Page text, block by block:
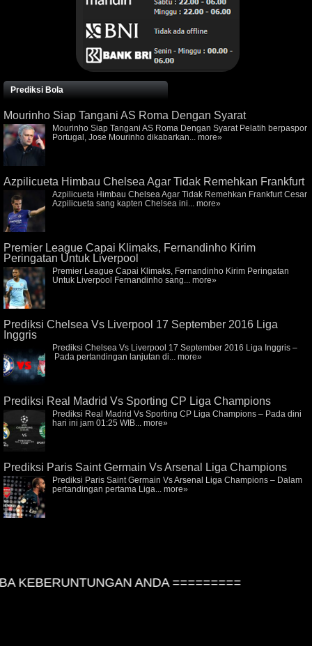
Prediksi Bola
Mourinho Siap Tangani AS Roma Dengan Syarat
Mourinho Siap Tangani AS Roma Dengan Syarat Pelatih berpaspor
Portugal, Jose Mourinho dikabarkan... more»
Azpilicueta Himbau Chelsea Agar Tidak Remehkan Frankfurt
Azpilicueta Himbau Chelsea Agar Tidak Remehkan Frankfurt Cesar
Azpilicueta sang kapten Chelsea ini... more»
Premier League Capai Klimaks, Fernandinho Kirim
Peringatan Untuk Liverpool
Premier League Capai Klimaks, Fernandinho Kirim Peringatan
Untuk Liverpool Fernandinho sang... more»
Prediksi Chelsea Vs Liverpool 17 September 2016 Liga
Inggris
Prediksi Chelsea Vs Liverpool 17 September 2016 Liga Inggris –
Pada pertandingan lanjutan di... more»
Prediksi Real Madrid Vs Sporting CP Liga Champions
Prediksi Real Madrid Vs Sporting CP Liga Champions – Pada dini
hari ini jam 01:25 WIB... more»
Prediksi Paris Saint Germain Vs Arsenal Liga Champions
Prediksi Paris Saint Germain Vs Arsenal Liga Champions – Dalam
pertandingan pertama Liga... more»
KEBERUNTUNGAN ANDA =========